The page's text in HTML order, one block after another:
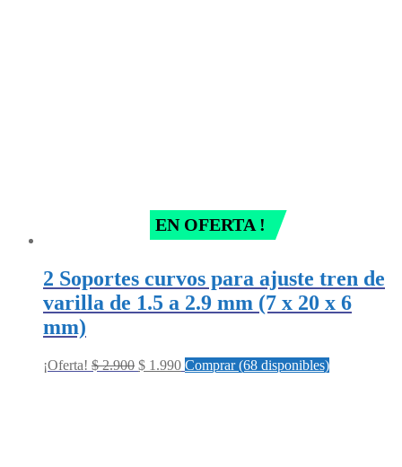
EN OFERTA !
2 Soportes curvos para ajuste tren de
varilla de 1.5 a 2.9 mm (7 x 20 x 6
mm)
¡Oferta! $2.900 Original
$ 1.990Current
Comprar (68 disponibles)